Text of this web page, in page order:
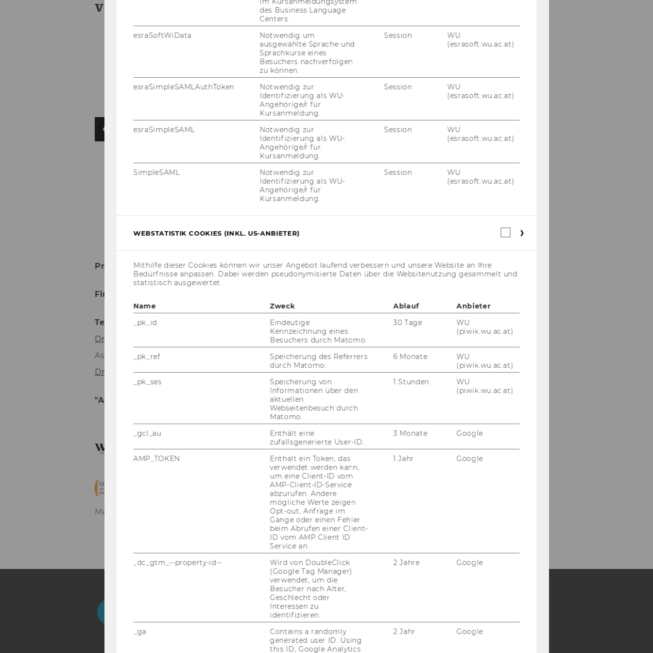
von ASCOT-​LL:
1/13
Pro­jekt­lauf­zeit:05.05.2021 - 31.12.2022
Fi­nan­zie­rung:
Team :
Dr. Bir­git Tru­ke­schitz
– Pro­jekt­lei­tung „ASCOT-​LL“Kon­takt
Assma Hajji
Dr. Doris Pfa­bi­gan
"ASCOT-​LL" Ko­ope­ra­ti­ons­part­ner*innen:
Mehr zur deutsch­spra­chi­gen Ver­si­on von ASCOT fin­den Siehier
NewsletterBluesky
EQUIS AACSB AMBA
des Business Language
Centers.
esraSoftWiData
Notwendig um
ausgewählte Sprache und
Sprachkurse eines
Besuchers nachverfolgen
zu können.
Session
WU
(esrasoft.wu.ac.at)
esraSimpleSAMLAuthToken
Notwendig zur
Identifizierung als WU-
Angehörige/r für
Kursanmeldung.
Session
WU
(esrasoft.wu.ac.at)
esraSimpleSAML
Notwendig zur
Identifizierung als WU-
Angehörige/r für
Kursanmeldung.
Session
WU
(esrasoft.wu.ac.at)
SimpleSAML
Notwendig zur
Identifizierung als WU-
Angehörige/r für
Kursanmeldung.
Session
WU
(esrasoft.wu.ac.at)
WEBSTATISTIK COOKIES (INKL. US-ANBIETER)
Webstatistik
Mithilfe dieser Cookies können wir unser Angebot laufend verbessern und unsere Website an Ihre
Bedürfnisse anpassen. Dabei werden pseudonymisierte Daten über die Websitenutzung gesammelt und
statistisch ausgewertet.
Name Zweck Ablauf
Anbieter
_pk_id
Eindeutige
Kennzeichnung eines
Besuchers durch Matomo.
30 Tage
WU
(piwik.wu.ac.at)
_pk_ref
Speicherung des Referrers
durch Matomo.
6 Monate
WU
(piwik.wu.ac.at)
_pk_ses
Speicherung von
Informationen über den
aktuellen
Webseitenbesuch durch
Matomo.
1 Stunden
WU
(piwik.wu.ac.at)
_gcl_au
Enthält eine
zufallsgenerierte User-ID.
3 Monate Google
AMP_TOKEN
Enthält ein Token, das
verwendet werden kann,
um eine Client-ID vom
AMP-Client-ID-Service
abzurufen. Andere
mögliche Werte zeigen
Opt-out, Anfrage im
Gange oder einen Fehler
beim Abrufen einer Client-
ID vom AMP Client ID
Service an.
1 Jahr Google
_dc_gtm_--property-id--
Wird von DoubleClick
(Google Tag Manager)
verwendet, um die
Besucher nach Alter,
Geschlecht oder
Interessen zu
identifizieren.
2 Jahre Google
_ga
Contains a randomly
generated user ID. Using
this ID, Google Analytics
2 Jahr Google